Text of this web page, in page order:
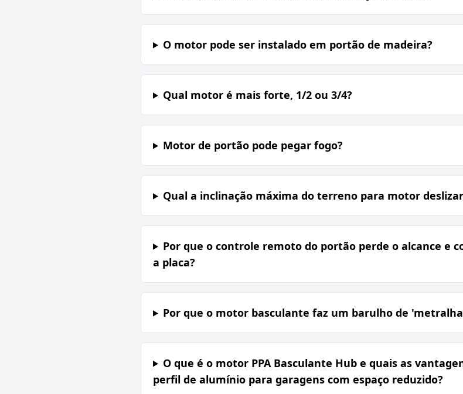
O motor pode ser instalado em portão de madeira?
Qual motor é mais forte, 1/2 ou 3/4?
Motor de portão pode pegar fogo?
Qual a inclinação máxima do terreno para motor
Por que o controle remoto do portão perde o alcance e
a placa?
Por que o motor basculante faz um barulho de
O que é o motor PPA Basculante Hub e quais as
perfil de alumínio para garagens com espaço reduzido?